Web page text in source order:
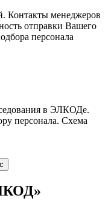
Контакты менеджеров
отправки Вашего
персонала
в ЭЛКОДе.
персонала. Схема